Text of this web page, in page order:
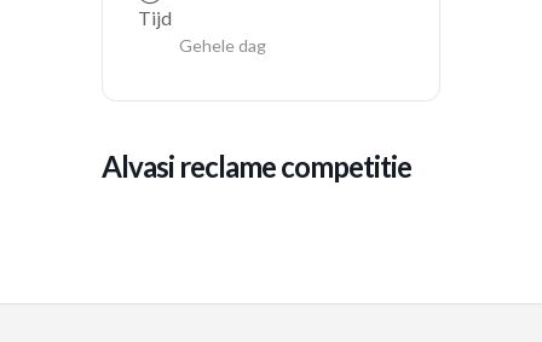
Tijd
Gehele dag
alvasi reclame competitie